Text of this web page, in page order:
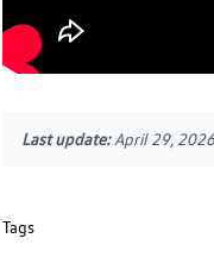
Last update: April 29, 2026
Tags